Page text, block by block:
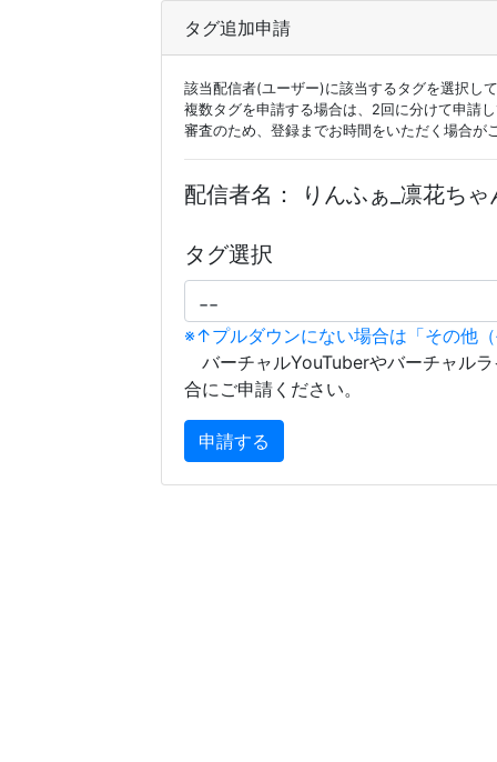
タグ追加申請
該当配信者(ユーザー)に該当するタグを選択し
複数タグを申請する場合は、2回に分けて申請
審査のため、登録までお時間をいただく場合が
配信者名： りんふぁ_凛花ちゃ
タグ選択
※↑プルダウンにない場合は「その他
バーチャルYouTuberやバーチャル
合にご申請ください。
申請する